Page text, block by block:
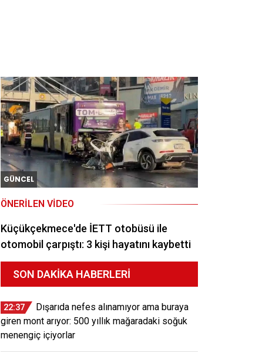
GÜNCEL
ÖNERILEN VIDEO
Küçükçekmece'de İETT otobüsü ile
otomobil çarpıştı: 3 kişi hayatını kaybetti
SON DAKIKA HABERLERI
22:37
Dışarıda nefes alınamıyor ama buraya
giren mont arıyor: 500 yıllık mağaradaki soğuk
menengiç içiyorlar